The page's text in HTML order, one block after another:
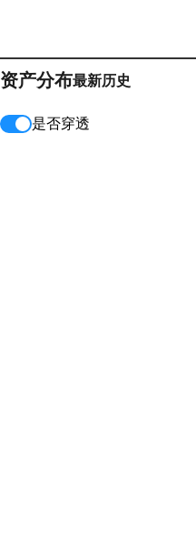
资产分布最新历史
是否穿透